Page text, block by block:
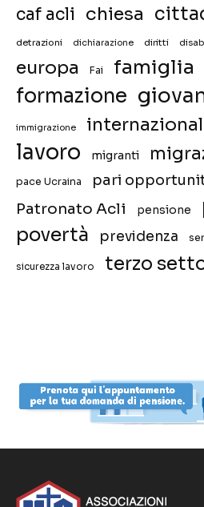
caf acli chiesa
detrazioni dichiarazione diritti
europa Fai famiglia
formazione
immigrazione
lavoro migranti
pace Ucraina pari
Patronato Acli pensione
povertà previdenza
sicurezza lavoro terzo